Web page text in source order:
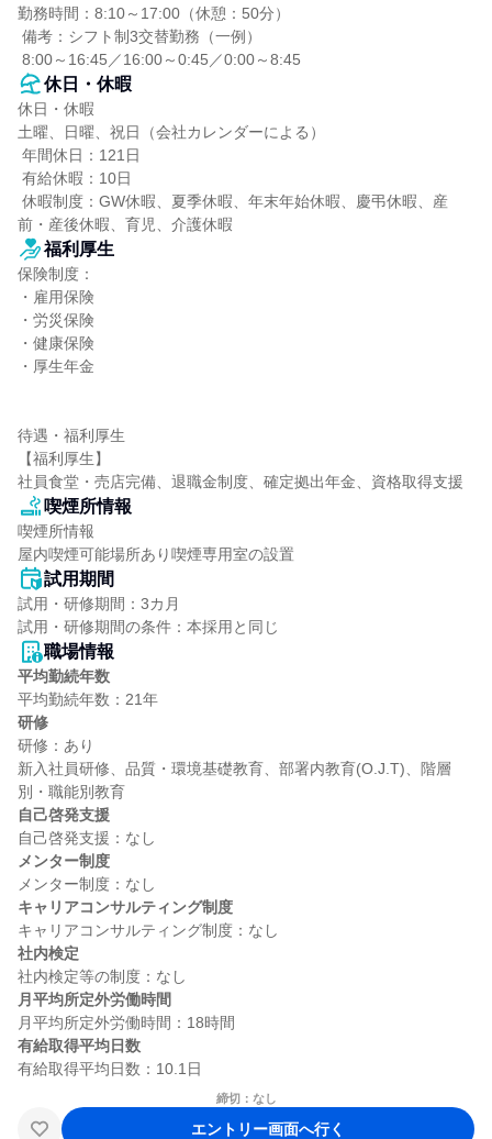
勤務時間：8:10～17:00（休憩：50分）
8:00～16:45／16:00～0:45／0:00～8:45
休日・休暇
休日・休暇
土曜、日曜、祝日（会社カレンダーによる）
前・産後休暇、育児、介護休暇
福利厚生
保険制度：
・雇用保険
・労災保険
・健康保険
・厚生年金
待遇・福利厚生
【福利厚生】
社員食堂・売店完備、退職金制度、確定拠出年金、資格取得支援
喫煙所情報
喫煙所情報
屋内喫煙可能場所あり喫煙専用室の設置
試用期間
試用・研修期間：3カ月
職場情報
平均勤続年数
研修
研修：あり
新入社員研修、品質・環境基礎教育、部署内教育(O.J.T)、階層
自己啓発支援
メンター制度
キャリアコンサルティング制度
社内検定
月平均所定外労働時間
有給取得平均日数
締切：なし
エントリー画面へ行く